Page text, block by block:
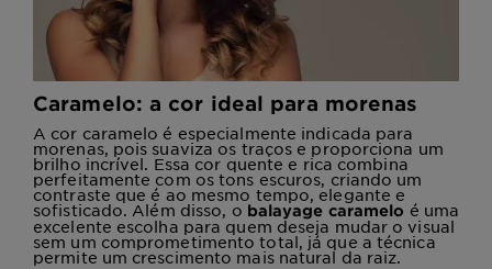
Caramelo: a cor ideal para morenas
A cor caramelo é especialmente indicada para
morenas, pois suaviza os traços e proporciona um
brilho incrível. Essa cor quente e rica combina
perfeitamente com os tons escuros, criando um
contraste que é ao mesmo tempo, elegante e
sofisticado. Além disso, o balayage caramelo é uma
excelente escolha para quem deseja mudar o visual
sem um comprometimento total, já que a técnica
permite um crescimento mais natural da raiz.